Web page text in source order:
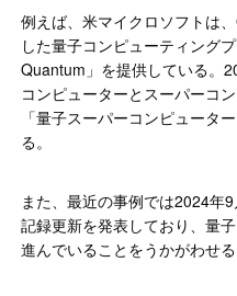
例えば、米マイクロソフトは
した量子コンピューティング
Quantum」を提供している。
コンピューターとスーパーコ
「量子スーパーコンピュータ
る。
また、最近の事例では2024年
記録更新を発表しており、量
進んでいることをうかがわせる